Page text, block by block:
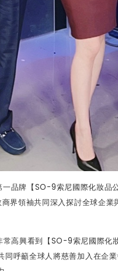
品牌【SO-9索尼國際化妝品
界領袖共同深入探討全球企
常高興看到【SO-9索尼國際化
同呼籲全球人將慈善加入在企